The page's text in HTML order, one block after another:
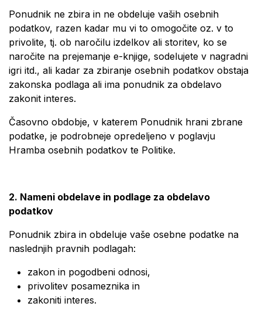
Ponudnik ne zbira in ne obdeluje vaših osebnih
podatkov, razen kadar mu vi to omogočite oz. v to
privolite, tj. ob naročilu izdelkov ali storitev, ko se
naročite na prejemanje e-knjige, sodelujete v nagradni
igri itd., ali kadar za zbiranje osebnih podatkov obstaja
zakonska podlaga ali ima ponudnik za obdelavo
zakonit interes.
Časovno obdobje, v katerem Ponudnik hrani zbrane
podatke, je podrobneje opredeljeno v poglavju
Hramba osebnih podatkov te Politike.
2. Nameni obdelave in podlage za obdelavo
podatkov
Ponudnik zbira in obdeluje vaše osebne podatke na
naslednjih pravnih podlagah:
zakon in pogodbeni odnosi,
privolitev posameznika in
zakoniti interes.